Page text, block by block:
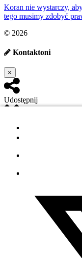
Koran nie wystarczy,
tego musimy zdobyć
© 2026
Kontaktoni
×
Udostępnij